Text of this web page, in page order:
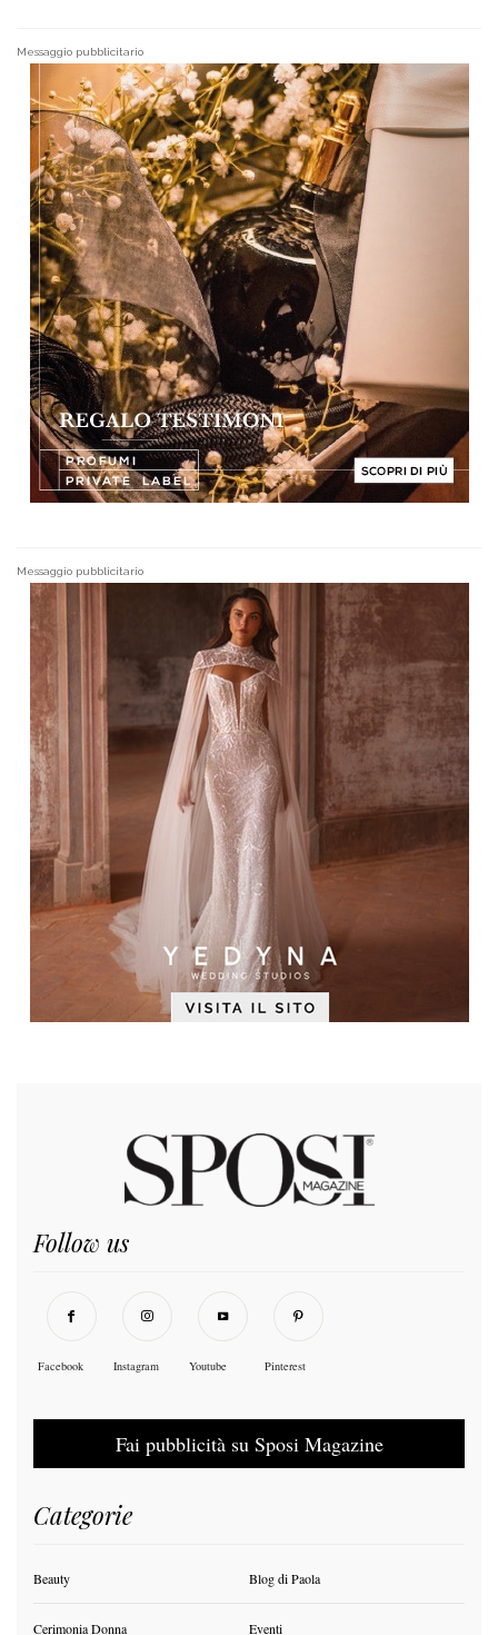
Messaggio pubblicitario
Messaggio pubblicitario
Follow us
Facebook Instagram Youtube Pinterest
Fai pubblicità su Sposi Magazine
Categorie
Beauty Blog di Paola
Cerimonia Donna Eventi